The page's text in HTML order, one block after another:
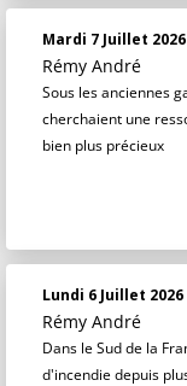
Mardi 7 Juillet 2026
Rémy André
Sous les anciennes
cherchaient une
bien plus précieux
Lundi 6 Juillet 2026
Rémy André
Dans le Sud de la
d'incendie depuis